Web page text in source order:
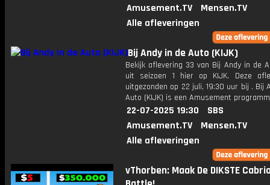
Amusement.TV
Mensen.TV
Alle afleveringen
Bij Andy in de Auto (KIJK)
Bekijk aflevering 33 van Bij Andy in de
uit seizoen 1 hier op KIJK. Deze
uitgezonden op 22 juli, 19:30 uur bij . Bij
Auto (KIJK) is een Amusement
22-07-2025 19:30
SBS
Amusement.TV
Mensen.TV
Alle afleveringen
vThorben: Maak De DIKSTE